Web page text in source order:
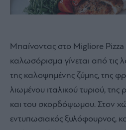
Μπαίνοντας στο Migliore
καλωσόρισμα γίνεται από τις
της καλοψημένης ζύμης, της
λιωμένου ιταλικού τυριού, της
και του σκορδόψωμου. Στον
εντυπωσιακός ξυλόφουρνος,